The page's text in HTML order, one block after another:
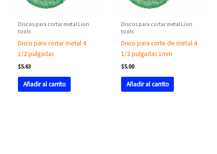
Discos para cortar metal Lion
tools
Disco para cortar metal 4
1/2 pulgadas
$5.63
Añadir al carrito
Discos para cortar metal Lion
tools
Disco para corte de metal 4
1/2 pulgadas 1mm
$5.00
Añadir al carrito